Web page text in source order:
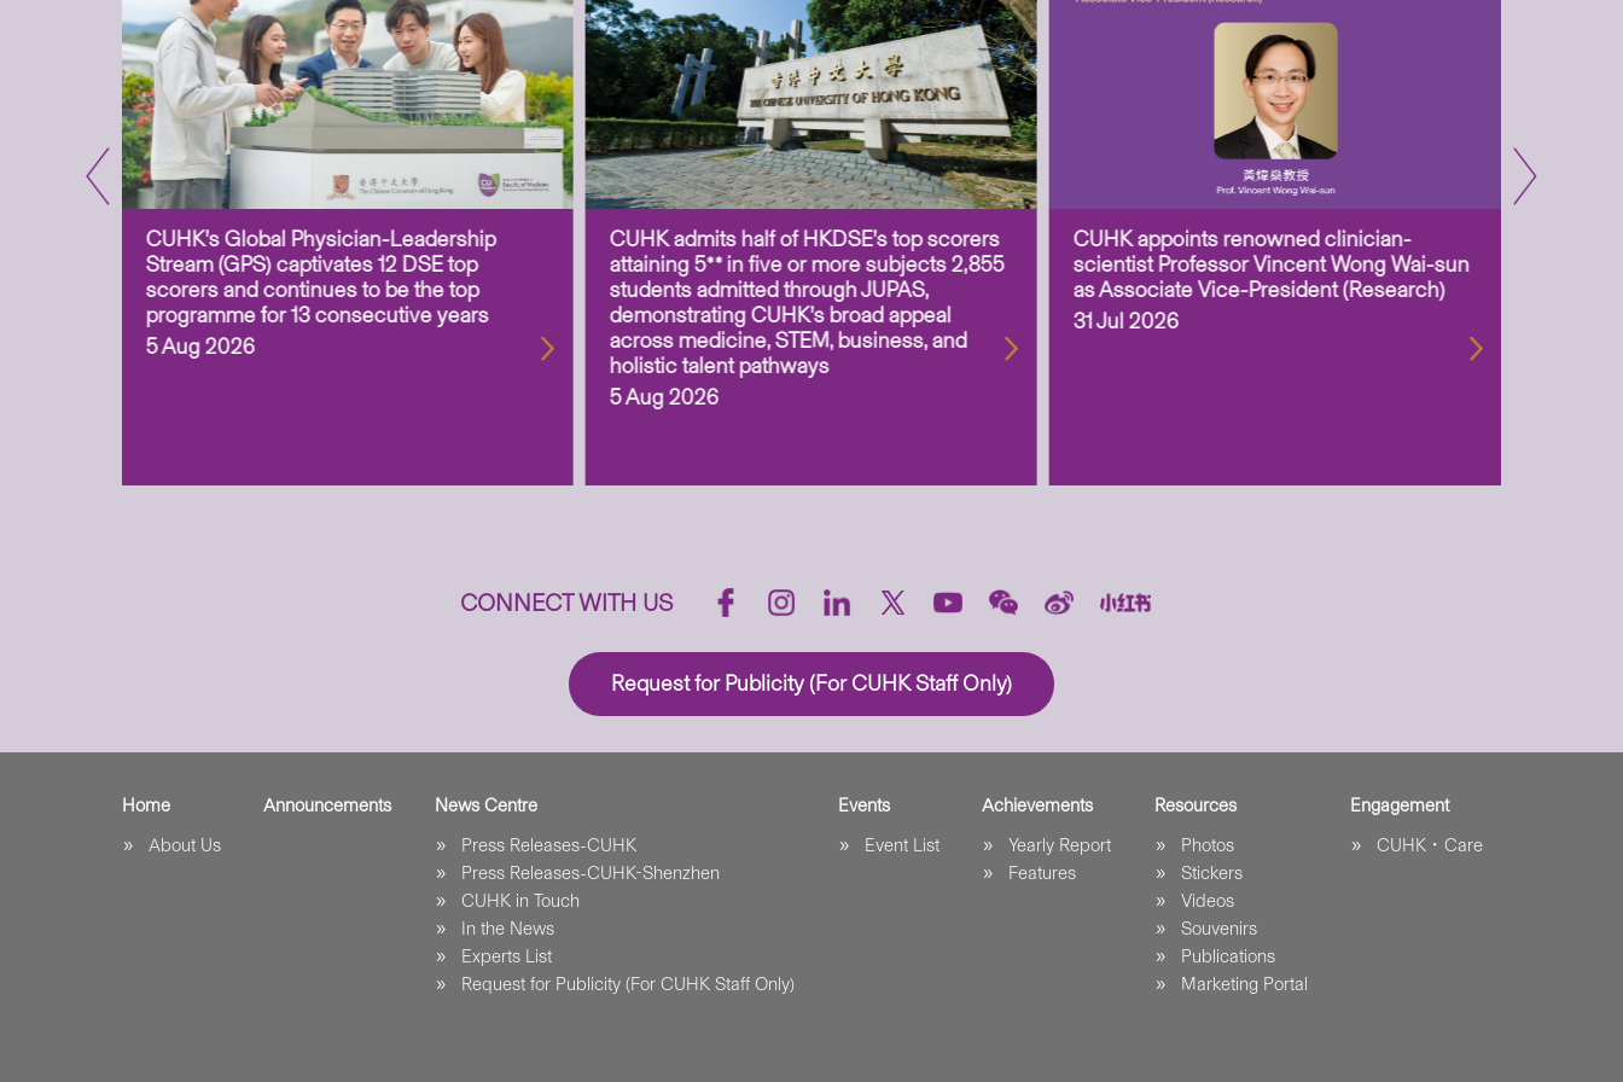
CUHK’s Global Physician-Leadership
Stream (GPS) captivates 12 DSE top
scorers and continues to be the top
programme for 13 consecutive years
5 Aug 2026
CUHK admits half of HKDSE’s top scorers
attaining 5** in five or more subjects 2,855
students admitted through JUPAS,
demonstrating CUHK’s broad appeal
across medicine, STEM, business, and
holistic talent pathways
5 Aug 2026
CUHK appoints renowned clinician-
scientist Professor Vincent Wong Wai-sun
as Associate Vice-President (Research)
31 Jul 2026
CONNECT WITH US
Request for Publicity (For CUHK Staff Only)
Home
About Us
Announcements
News Centre
Press Releases-CUHK
Press Releases-CUHK-Shenzhen
CUHK in Touch
In the News
Experts List
Request for Publicity (For CUHK Staff Only)
Events
Event List
Achievements
Yearly Report
Features
Resources
Photos
Stickers
Videos
Souvenirs
Publications
Marketing Portal
Engagement
CUHK．Care